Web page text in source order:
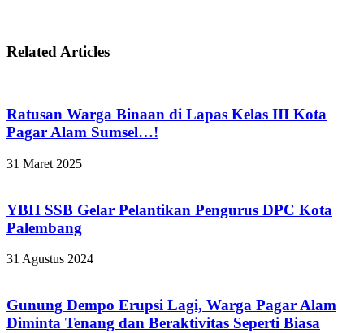
Related Articles
Ratusan Warga Binaan di Lapas Kelas III Kota
Pagar Alam Sumsel…!
31 Maret 2025
YBH SSB Gelar Pelantikan Pengurus DPC Kota
Palembang
31 Agustus 2024
Gunung Dempo Erupsi Lagi, Warga Pagar Alam
Diminta Tenang dan Beraktivitas Seperti Biasa